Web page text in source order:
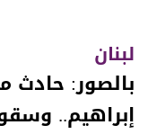
لبنان
بالصور: حادث
إبراهيم..